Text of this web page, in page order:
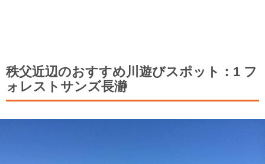
秩父近辺のおすすめ川遊びスポット：1 フ
ォレストサンズ長瀞